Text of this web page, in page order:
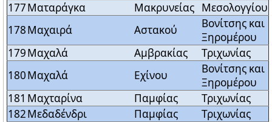
177Ματαράγκα Μακρυνείας Μεσολογγίου
178Μαχαιρά Αστακού
Βονίτσης και
Ξηρομέρου
179Μαχαλά Αμβρακίας
Τριχωνίας
180Μαχαλά Εχίνου
Βονίτσης και
Ξηρομέρου
181 Μαχταρίνα Παμφίας
Τριχωνίας
182Μεδαδένδρι Παμφίας
Τριχωνίας